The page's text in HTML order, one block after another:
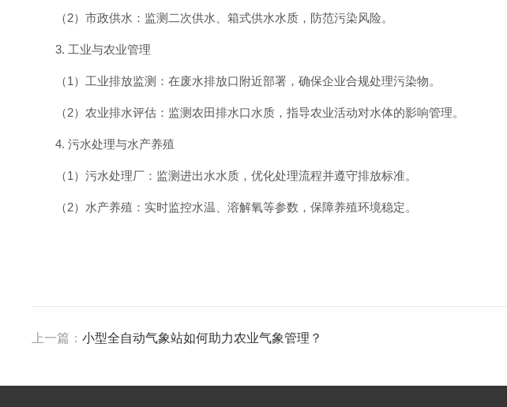
（2）市政供水：监测二次供水、箱式供水水质，防范污染风险。
3. 工业与农业管理
（1）工业排放监测：在废水排放口附近部署，确保企业合规处理污染物。
（2）农业排水评估：监测农田排水口水质，指导农业活动对水体的影响管理。
4. 污水处理与水产养殖
（1）污水处理厂：监测进出水水质，优化处理流程并遵守排放标准。
（2）水产养殖：实时监控水温、溶解氧等参数，保障养殖环境稳定。
上一篇：小型全自动气象站如何助力农业气象管理？